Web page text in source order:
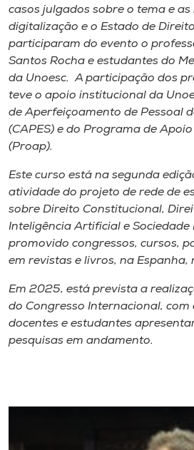
casos julgados sobre o tema e
digitalização e o Estado de
participaram do evento o
Santos Rocha e estudantes do
da Unoesc. A participação dos
teve o apoio institucional da
de Aperfeiçoamento de Pessoal
(CAPES) e do Programa de
(Proap).
Este curso está na segunda
atividade do projeto de rede de
sobre Direito Constitucional,
Inteligência Artificial e Sociedade
promovido congressos, cursos,
em revistas e livros, na Espanha,
Em 2025, está prevista a
do Congresso Internacional,
docentes e estudantes
pesquisas em andamento.